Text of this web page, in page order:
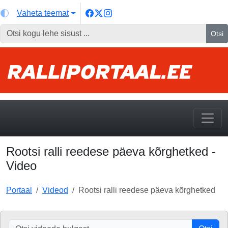
Vaheta teemat
Otsi
Rootsi ralli reedese päeva kõrghetked -
Video
Portaal Videod Rootsi ralli reedese päeva kõrghetked